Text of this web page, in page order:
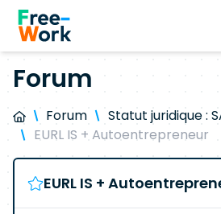
Forum
Forum
Statut juridique :
EURL IS + Autoentrepreneur
EURL IS +